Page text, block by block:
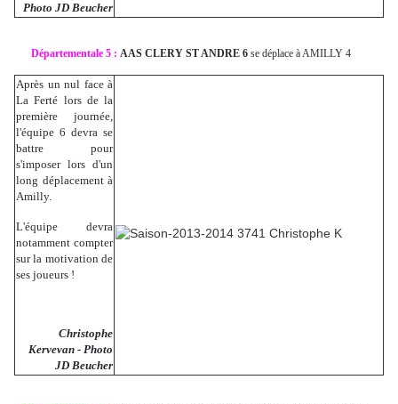
Photo JD Beucher
Départementale 5 : AAS CLERY ST ANDRE 6 se déplace à AMILLY 4
Après un nul face à
La Ferté lors de la
première journée,
l'équipe 6 devra se
battre pour
s'imposer lors d'un
long déplacement à
Amilly.
L'équipe devra
notamment compter
sur la motivation de
ses joueurs !
Christophe
Kervevan - Photo
JD Beucher